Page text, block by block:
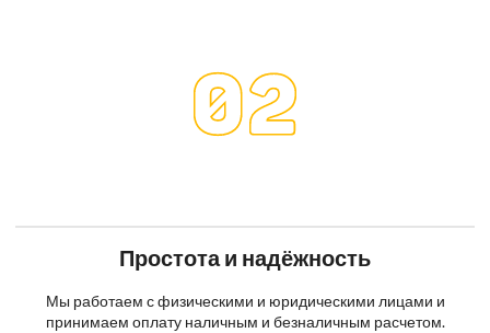
Простота и надёжность
Мы работаем с физическими и юридическими лицами и
принимаем оплату наличным и безналичным расчетом.